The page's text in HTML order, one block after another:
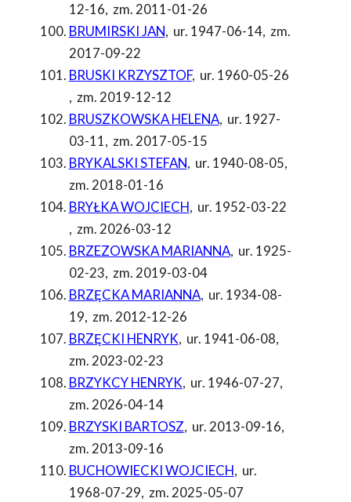
12-16, zm. 2011-01-26
BRUMIRSKI JAN, ur. 1947-06-14, zm.
2017-09-22
BRUSKI KRZYSZTOF, ur. 1960-05-26
, zm. 2019-12-12
BRUSZKOWSKA HELENA, ur. 1927-
03-11, zm. 2017-05-15
BRYKALSKI STEFAN, ur. 1940-08-05,
zm. 2018-01-16
BRYŁKA WOJCIECH, ur. 1952-03-22
, zm. 2026-03-12
BRZEZOWSKA MARIANNA, ur. 1925-
02-23, zm. 2019-03-04
BRZĘCKA MARIANNA, ur. 1934-08-
19, zm. 2012-12-26
BRZĘCKI HENRYK, ur. 1941-06-08,
zm. 2023-02-23
BRZYKCY HENRYK, ur. 1946-07-27,
zm. 2026-04-14
BRZYSKI BARTOSZ, ur. 2013-09-16,
zm. 2013-09-16
BUCHOWIECKI WOJCIECH, ur.
1968-07-29, zm. 2025-05-07